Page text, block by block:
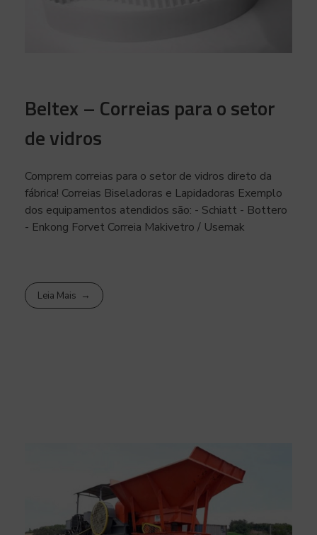
Beltex – Correias para o setor
de vidros
Comprem correias para o setor de vidros direto da
fábrica! Correias Biseladoras e Lapidadoras Exemplo
dos equipamentos atendidos são: - Schiatt - Bottero
- Enkong Forvet Correia Makivetro / Usemak
Leia Mais